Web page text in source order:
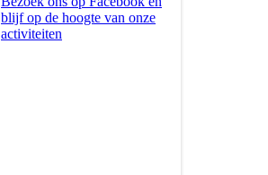
blijf op de hoogte van onze
activiteiten